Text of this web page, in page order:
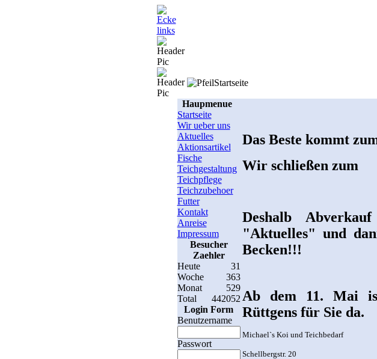
Startseite
Haupmenue
Startseite
Wir ueber uns
Aktuelles
Aktionsartikel
Fische
Teichgestaltung
Teichpflege
Teichzubehoer
Futter
Kontakt
Anreise
Impressum
Besucher
Zaehler
Heute
31
Woche
363
Monat
529
Total
442052
Login Form
Benutzername
Passwort
Das Beste kommt
Wir schließen zum
Deshalb
"Aktuelles" und
Becken!!!
Ab dem 11. Mai
Rüttgens für Sie da.
Michael`s Koi und Teichbedarf
Schellbergstr. 20